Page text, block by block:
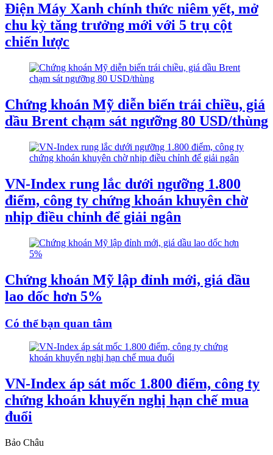
Điện Máy Xanh chính thức niêm yết, mở
chu kỳ tăng trưởng mới với 5 trụ cột
chiến lược
Chứng khoán Mỹ diễn biến trái chiều, giá
dầu Brent chạm sát ngưỡng 80 USD/thùng
VN-Index rung lắc dưới ngưỡng 1.800
điểm, công ty chứng khoán khuyên chờ
nhịp điều chỉnh để giải ngân
Chứng khoán Mỹ lập đỉnh mới, giá dầu
lao dốc hơn 5%
Có thể bạn quan tâm
VN-Index áp sát mốc 1.800 điểm, công ty
chứng khoán khuyến nghị hạn chế mua
đuổi
Bảo Châu